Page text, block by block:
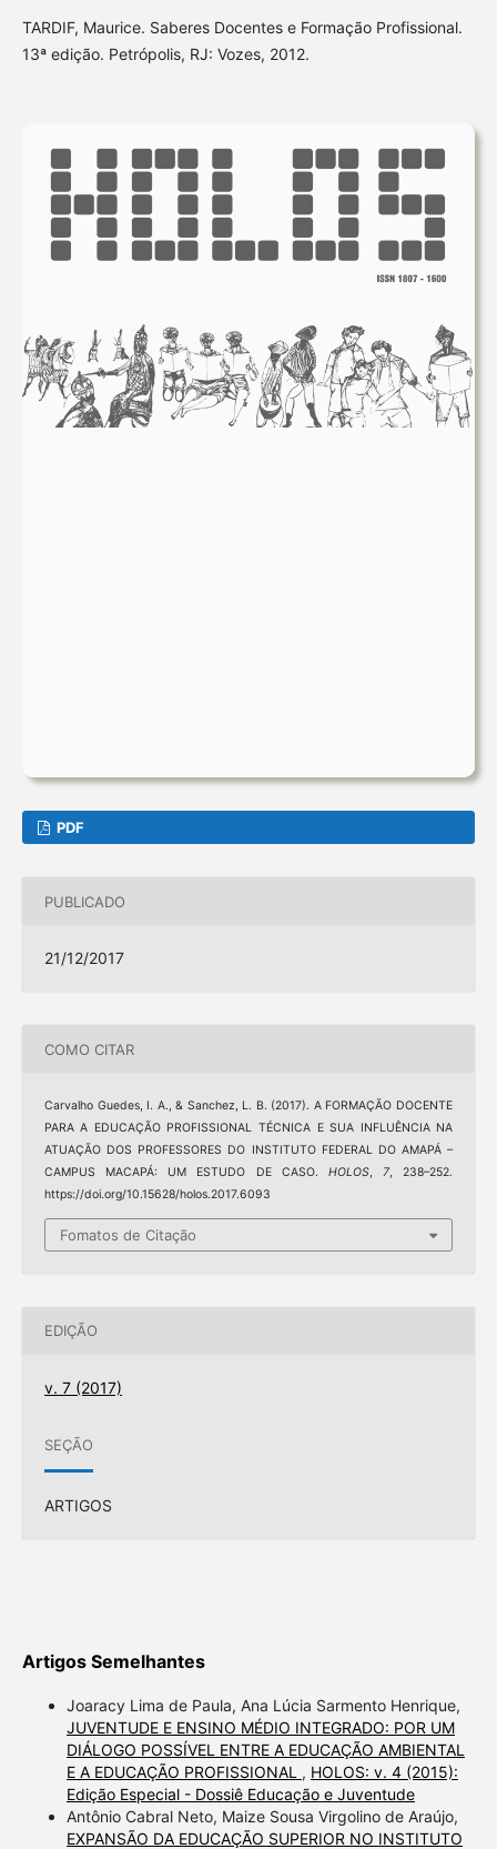
TARDIF, Maurice. Saberes Docentes e Formação Profissional.
13ª edição. Petrópolis, RJ: Vozes, 2012.
PDF
PUBLICADO
21/12/2017
COMO CITAR
Carvalho Guedes, I. A., & Sanchez, L. B. (2017). A FORMAÇÃO DOCENTE
PARA A EDUCAÇÃO PROFISSIONAL TÉCNICA E SUA INFLUÊNCIA NA
ATUAÇÃO DOS PROFESSORES DO INSTITUTO FEDERAL DO AMAPÁ –
CAMPUS MACAPÁ: UM ESTUDO DE CASO. HOLOS, 7, 238–252.
https://doi.org/10.15628/holos.2017.6093
Fomatos de Citação
EDIÇÃO
v. 7 (2017)
SEÇÃO
ARTIGOS
Artigos Semelhantes
Joaracy Lima de Paula, Ana Lúcia Sarmento Henrique,
JUVENTUDE E ENSINO MÉDIO INTEGRADO: POR UM
DIÁLOGO POSSÍVEL ENTRE A EDUCAÇÃO AMBIENTAL
E A EDUCAÇÃO PROFISSIONAL , HOLOS: v. 4 (2015):
Edição Especial - Dossiê Educação e Juventude
Antônio Cabral Neto, Maize Sousa Virgolino de Araújo,
EXPANSÃO DA EDUCAÇÃO SUPERIOR NO INSTITUTO